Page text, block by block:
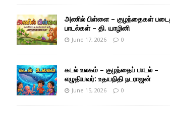
அணில் பிள்ளை – குழந்தைகள்
பாடல்கள் – தி. யாழினி
June 17, 2026 0
கடல் உலகம் – குழந்தைப் பாடல் –
எழுதியவர்: உதயநிதி நடராஜன்
June 15, 2026 0